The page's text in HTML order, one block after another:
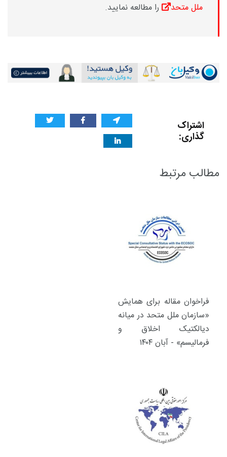
ملل متحد
را مطالعه نمایید.
اشتراک
گذاری:
مطالب مرتبط
فراخوان مقاله برای همایش
«سازمان ملل متحد در میانه
دیالکتیک اخلاق و
فرمالیسم» - آبان ۱۴۰۴